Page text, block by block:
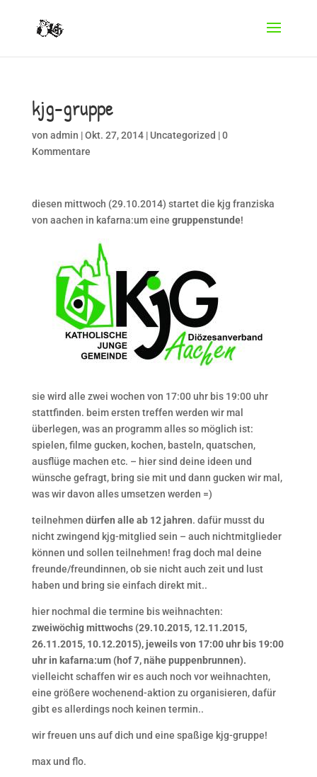
kjg-gruppe
von admin |Okt. 27, 2014| Uncategorized |0
Kommentare
diesen mittwoch (29.10.2014) startet die kjg franziska
von aachen in kafarna:um eine gruppenstunde!
sie wird alle zwei wochen von 17:00 uhr bis 19:00 uhr
stattfinden. beim ersten treffen werden wir mal
überlegen, was an programm alles so möglich ist:
spielen, filme gucken, kochen, basteln, quatschen,
ausflüge machen etc. – hier sind deine ideen und
wünsche gefragt, bring sie mit und dann gucken wir mal,
was wir davon alles umsetzen werden =)
teilnehmen dürfen alle ab 12 jahren. dafür musst du
nicht zwingend kjg-mitglied sein – auch nichtmitglieder
können und sollen teilnehmen! frag doch mal deine
freunde/freundinnen, ob sie nicht auch zeit und lust
haben und bring sie einfach direkt mit..
hier nochmal die termine bis weihnachten:
zweiwöchig mittwochs (29.10.2015, 12.11.2015,
26.11.2015, 10.12.2015), jeweils von 17:00 uhr bis 19:00
uhr in kafarna:um (hof 7, nähe puppenbrunnen).
vielleicht schaffen wir es auch noch vor weihnachten,
eine größere wochenend-aktion zu organisieren, dafür
gibt es allerdings noch keinen termin..
wir freuen uns auf dich und eine spaßige kjg-gruppe!
max und flo.